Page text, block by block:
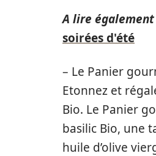
A lire
soirées d'été
– Le Panier
Etonnez et
Bio. Le Panier
basilic Bio, une
huile d’olive